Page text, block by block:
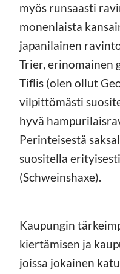
myös runsaasti
monenlaista
japanilainen
Trier, erinomainen
Tiflis (olen ollut
vilpittömästi
hyvä
Perinteisestä
suositella
(Schweinshaxe).
Kaupungin
kiertämisen ja
joissa jokainen